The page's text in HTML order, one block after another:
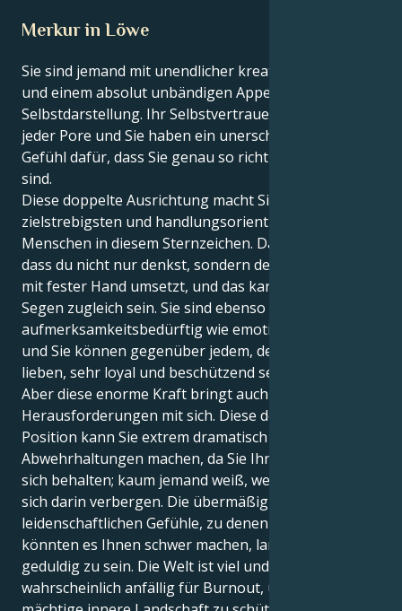
Merkur in Löwe
Sie sind jemand mit unendlicher kreativer Energie
und einem absolut unbändigen Appetit auf
Selbstdarstellung. Ihr Selbstvertrauen strömt aus
jeder Pore und Sie haben ein unerschütterliches
Gefühl dafür, dass Sie genau so richtig sind, wie Sie
sind.
Diese doppelte Ausrichtung macht Sie zu einem der
zielstrebigsten und handlungsorientiertesten
Menschen in diesem Sternzeichen. Das liegt daran,
dass du nicht nur denkst, sondern deine Gedanken
mit fester Hand umsetzt, und das kann Fluch und
Segen zugleich sein. Sie sind ebenso
aufmerksamkeitsbedürftig wie emotional komplex,
und Sie können gegenüber jedem, den Sie wirklich
lieben, sehr loyal und beschützend sein.
Aber diese enorme Kraft bringt auch
Herausforderungen mit sich. Diese doppelte Löwe-
Position kann Sie extrem dramatisch und anfällig für
Abwehrhaltungen machen, da Sie Ihre Emotionen für
sich behalten; kaum jemand weiß, welche Schätze
sich darin verbergen. Die übermäßig
leidenschaftlichen Gefühle, zu denen Sie neigen,
könnten es Ihnen schwer machen, lange und
geduldig zu sein. Die Welt ist viel und Sie sind
wahrscheinlich anfällig für Burnout, um Ihre